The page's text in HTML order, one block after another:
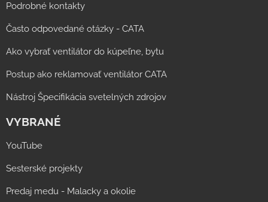
Podrobné kontakty
Často odpovedané otázky - CATA
Ako vybrať ventilátor do kúpeľne, bytu
Postup ako reklamovať ventilátor CATA
Nástroj Špecifikácia svetelných zdrojov
VYBRANÉ
YouTube
Sesterské projekty
Predaj medu - Malacky a okolie